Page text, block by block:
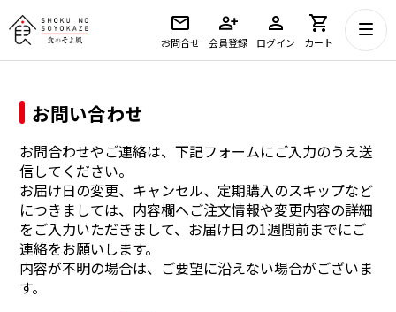
お問合せ 会員登録 ログイン カート
お問い合わせ
お問合わせやご連絡は、下記フォームにご入力のうえ送
信してください。
お届け日の変更、キャンセル、定期購入のスキップなど
につきましては、内容欄へご注文情報や変更内容の詳細
をご入力いただきまして、お届け日の1週間前までにご
連絡をお願いします。
内容が不明の場合は、ご要望に沿えない場合がございま
す。